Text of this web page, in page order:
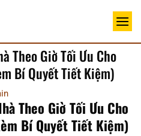
Theo Giờ Tối Ưu Cho
Bí Quyết Tiết Kiệm)
Theo Giờ Tối Ưu Cho
Bí Quyết Tiết Kiệm)